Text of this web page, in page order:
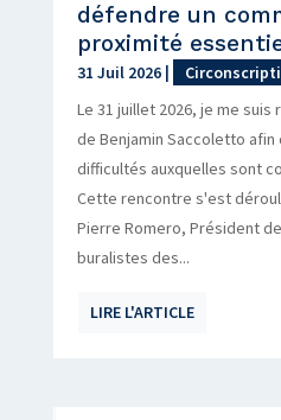
défendre un
proximité
31 Juil 2026|
Le 31 juillet 2026, je me
de Benjamin Saccoletto
difficultés auxquelles sont
Cette rencontre s'est
Pierre Romero, Président
buralistes des...
LIRE L'ARTICLE